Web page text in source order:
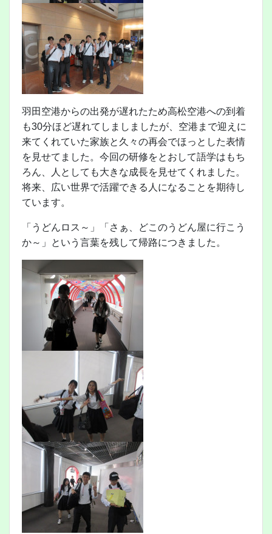
羽田空港からの出発が遅れたため高松空港への到着
も30分ほど遅れてしましましたが、空港まで迎えに
来てくれていた家族と久々の再会でほっとした表情
を見せてました。今回の研修をとおして語学はもち
ろん、人としても大きな成長を見せてくれました。
将来、広い世界で活躍できる人になることを期待し
ています。
「うどんロス～」「さぁ、どこのうどん屋に行こう
か～」という言葉を残して帰路につきました。